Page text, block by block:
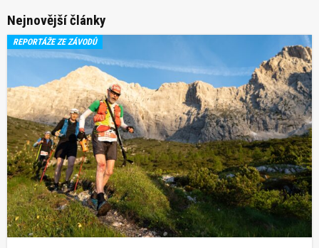
Nejnovější články
REPORTÁŽE ZE ZÁVODŮ